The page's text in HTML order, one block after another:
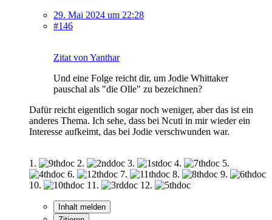
29. Mai 2024 um 22:28
#146
Zitat von Yanthar
Und eine Folge reicht dir, um Jodie Whittaker
pauschal als "die Olle" zu bezeichnen?
Dafür reicht eigentlich sogar noch weniger, aber das ist ein
anderes Thema. Ich sehe, dass bei Ncuti in mir wieder ein
Interesse aufkeimt, das bei Jodie verschwunden war.
1. 2. 3. 4.
5.
6.
7. 8.
9.
10.
11. 12.
Inhalt melden